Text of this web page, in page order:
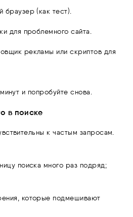
браузер (как тест).
для проблемного сайта.
рекламы или скриптов для
и попробуйте снова.
в поиске
к частым запросам.
поиска много раз подряд;
которые подмешивают